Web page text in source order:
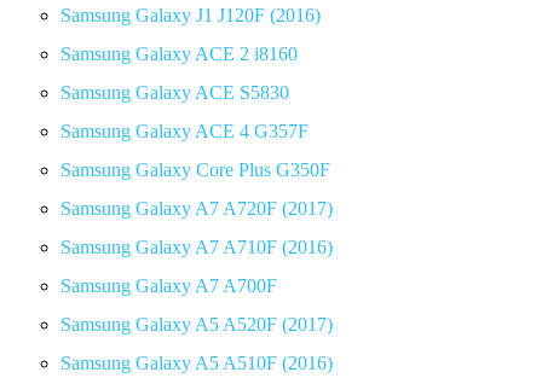
Samsung Galaxy J1 J120F (2016)
Samsung Galaxy ACE 2 i8160
Samsung Galaxy ACE S5830
Samsung Galaxy ACE 4 G357F
Samsung Galaxy Core Plus G350F
Samsung Galaxy A7 A720F (2017)
Samsung Galaxy A7 A710F (2016)
Samsung Galaxy A7 A700F
Samsung Galaxy A5 A520F (2017)
Samsung Galaxy A5 A510F (2016)